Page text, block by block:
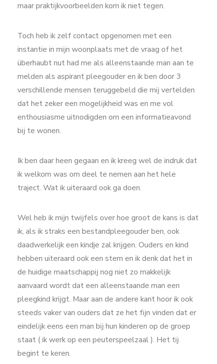
maar praktijkvoorbeelden kom ik niet tegen.
Toch heb ik zelf contact opgenomen met een
instantie in mijn woonplaats met de vraag of het
überhaubt nut had me als alleenstaande man aan te
melden als aspirant pleegouder en ik ben door 3
verschillende mensen teruggebeld die mij vertelden
dat het zeker een mogelijkheid was en me vol
enthousiasme uitnodigden om een informatieavond
bij te wonen.
Ik ben daar heen gegaan en ik kreeg wel de indruk dat
ik welkom was om deel te nemen aan het hele
traject. Wat ik uiteraard ook ga doen.
Wel heb ik mijn twijfels over hoe groot de kans is dat
ik, als ik straks een bestandpleegouder ben, ook
daadwerkelijk een kindje zal krijgen. Ouders en kind
hebben uiteraard ook een stem en ik denk dat het in
de huidige maatschappij nog niet zo makkelijk
aanvaard wordt dat een alleenstaande man een
pleegkind krijgt. Maar aan de andere kant hoor ik ook
steeds vaker van ouders dat ze het fijn vinden dat er
eindelijk eens een man bij hun kinderen op de groep
staat ( ik werk op een peuterspeelzaal ). Het tij
begint te keren.